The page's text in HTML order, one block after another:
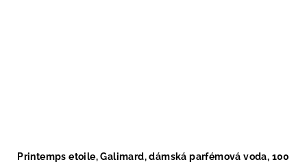
Printemps etoile, Galimard, dámská parfémová voda, 100